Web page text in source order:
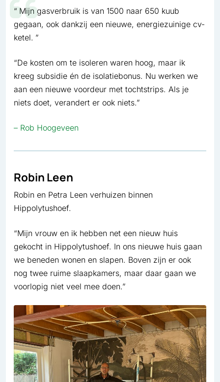
Mijn gasverbruik is van 1500 naar 650 kuub
gegaan, ook dankzij een nieuwe, energiezuinige cv-
ketel.
“De kosten om te isoleren waren hoog, maar ik
kreeg subsidie én de isolatiebonus. Nu werken we
aan een nieuwe voordeur met tochtstrips. Als je
niets doet, verandert er ook niets.”
– Rob Hoogeveen
Robin Leen
Robin en Petra Leen verhuizen binnen
Hippolytushoef.
“Mijn vrouw en ik hebben net een nieuw huis
gekocht in Hippolytushoef. In ons nieuwe huis gaan
we beneden wonen en slapen. Boven zijn er ook
nog twee ruime slaapkamers, maar daar gaan we
voorlopig niet veel mee doen.”